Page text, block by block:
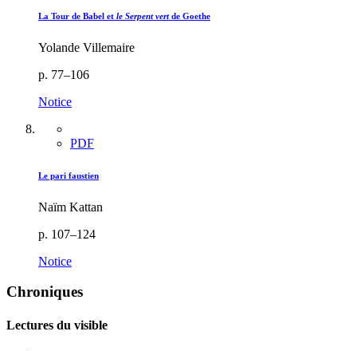
La Tour de Babel et le Serpent vertde Goethe
Yolande Villemaire
p. 77–106
Notice
PDF
Le pari faustien
Naïm Kattan
p. 107–124
Notice
Chroniques
Lectures du visible